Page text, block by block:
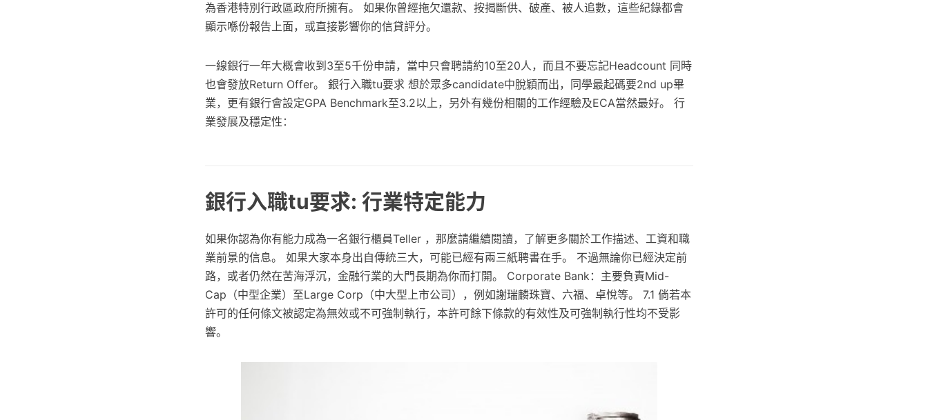
為香港特別行政區政府所擁有。 如果你曾經拖欠還款、按揭斷供、破產、被人追數，這些紀錄都會
顯示喺份報告上面，或直接影響你的信貸評分。
一線銀行一年大概會收到3至5千份申請，當中只會聘請約10至20人，而且不要忘記Headcount 同時
也會發放Return Offer。 銀行入職tu要求 想於眾多candidate中脫穎而出，同學最起碼要2nd up畢
業，更有銀行會設定GPA Benchmark至3.2以上，另外有幾份相關的工作經驗及ECA當然最好。 行
業發展及穩定性：
銀行入職tu要求: 行業特定能力
如果你認為你有能力成為一名銀行櫃員Teller ，那麼請繼續閱讀，了解更多關於工作描述、工資和職
業前景的信息。 如果大家本身出自傳統三大，可能已經有兩三紙聘書在手。 不過無論你已經決定前
路，或者仍然在苦海浮沉，金融行業的大門長期為你而打開。 Corporate Bank：主要負責Mid-
Cap（中型企業）至Large Corp（中大型上市公司），例如謝瑞麟珠寶、六福、卓悅等。 7.1 倘若本
許可的任何條文被認定為無效或不可強制執行，本許可餘下條款的有效性及可強制執行性均不受影
響。